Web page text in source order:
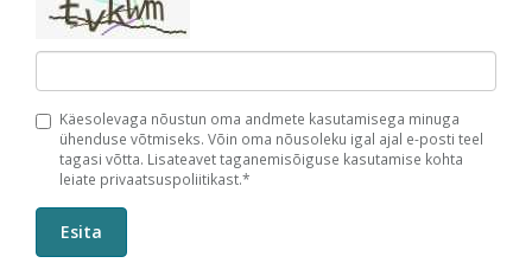
Käesolevaga nõustun oma andmete kasutamisega minuga
ühenduse võtmiseks. Võin oma nõusoleku igal ajal e-posti teel
tagasi võtta. Lisateavet taganemisõiguse kasutamise kohta
leiate privaatsuspoliitikast.*
Esita